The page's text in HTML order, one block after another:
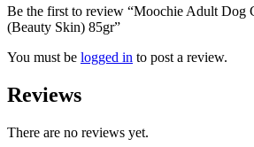
Be the first to review “Moochie Adult Dog
(Beauty Skin) 85gr”
You must be logged in to post a review.
Reviews
There are no reviews yet.